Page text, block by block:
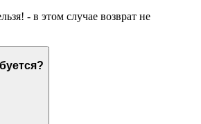
- в этом случае возврат не